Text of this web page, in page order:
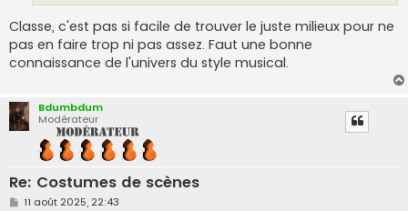
Classe, c'est pas si facile de trouver le juste milieux pour ne
pas en faire trop ni pas assez. Faut une bonne
connaissance de l'univers du style musical.
Bdumbdum
Modérateur
Re: Costumes de scènes
M
11 août 2025, 22:43